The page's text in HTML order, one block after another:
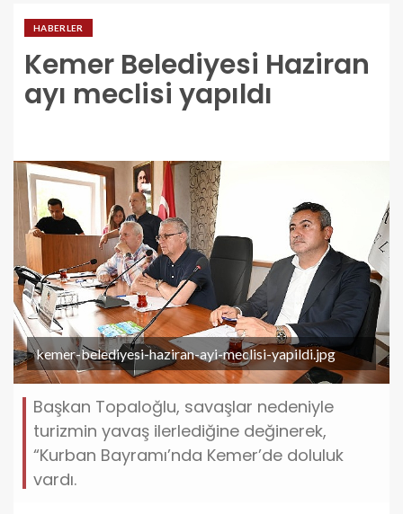
HABERLER
Kemer Belediyesi Haziran
ayı meclisi yapıldı
kemer-belediyesi-haziran-ayi-meclisi-yapildi.jpg
Başkan Topaloğlu, savaşlar nedeniyle
turizmin yavaş ilerlediğine değinerek,
“Kurban Bayramı’nda Kemer’de doluluk
vardı.